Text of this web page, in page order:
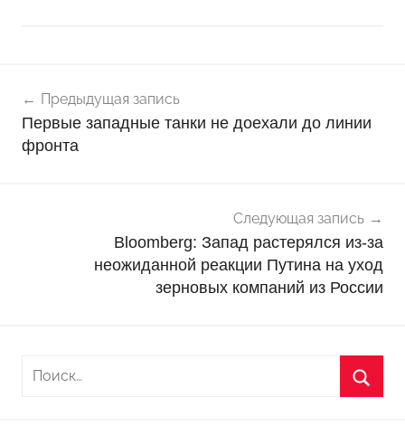
о
в
о
по
записям
Предыдущая запись
Первые западные танки не доехали до линии
фронта
Следующая запись
Bloomberg: Запад растерялся из-за
неожиданной реакции Путина на уход
зерновых компаний из России